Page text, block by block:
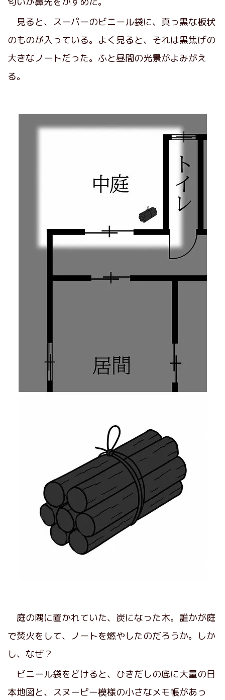
見ると、スーパーのビニール袋に、真っ黒な板状
のものが入っている。よく見ると、それは黒焦げの
大きなノートだった。ふと昼間の光景がよみがえ
る。
庭の隅に置かれていた、炭になった木。誰かが庭
で焚火をして、ノートを燃やしたのだろうか。しか
し、なぜ？
ビニール袋をどけると、ひきだしの底に大量の日
本地図と、スヌーピー模様の小さなメモ帳があっ